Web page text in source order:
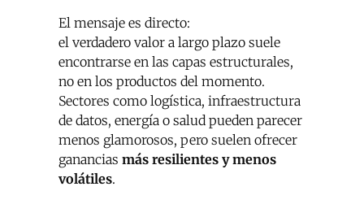
El mensaje es directo:
el verdadero valor a largo plazo suele
encontrarse en las capas estructurales,
no en los productos del momento.
Sectores como logística, infraestructura
de datos, energía o salud pueden parecer
menos glamorosos, pero suelen ofrecer
ganancias más resilientes y menos
volátiles.